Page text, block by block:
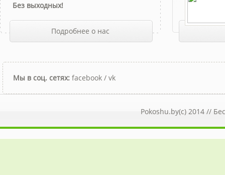
Без выходных!
Подробнее о нас
Мы в соц. сетях: facebook / vk
Pokoshu.by(c) 2014 //